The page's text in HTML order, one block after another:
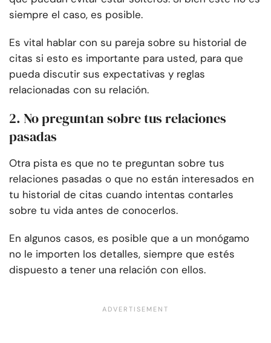
siempre el caso, es posible.
Es vital hablar con su pareja sobre su historial de
citas si esto es importante para usted, para que
pueda discutir sus expectativas y reglas
relacionadas con su relación.
2. No preguntan sobre tus relaciones
pasadas
Otra pista es que no te preguntan sobre tus
relaciones pasadas o que no están interesados en
tu historial de citas cuando intentas contarles
sobre tu vida antes de conocerlos.
En algunos casos, es posible que a un monógamo
no le importen los detalles, siempre que estés
dispuesto a tener una relación con ellos.